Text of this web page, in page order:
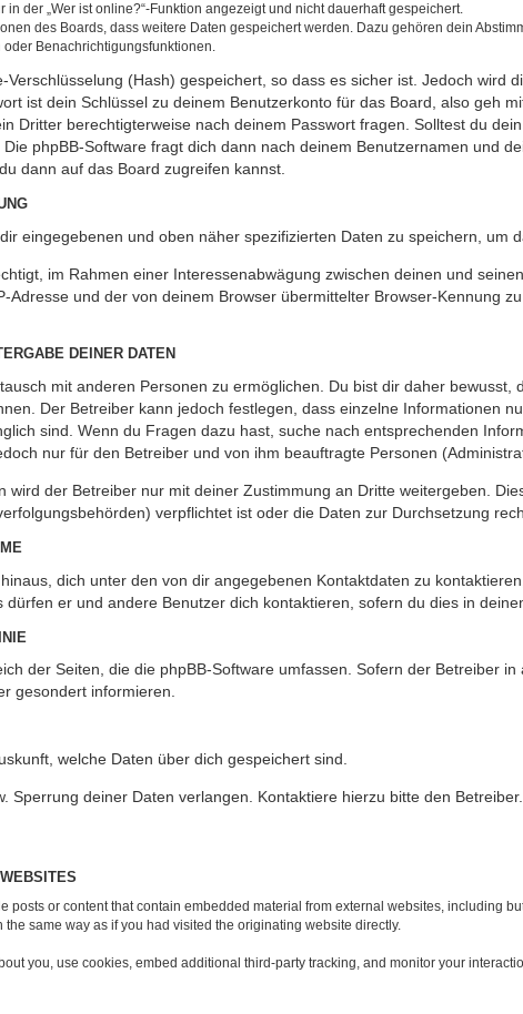
in der „Wer ist online?“-Funktion angezeigt und nicht dauerhaft gespeichert.
des Boards, dass weitere Daten gespeichert werden. Dazu gehören dein
Benachrichtigungsfunktionen.
Verschlüsselung (Hash) gespeichert, so dass es sicher ist. Jedoch wird
ist dein Schlüssel zu deinem Benutzerkonto für das Board, also geh
Dritter berechtigterweise nach deinem Passwort fragen. Solltest du
phpBB-Software fragt dich dann nach deinem Benutzernamen und
dann auf das Board zugreifen kannst.
eingegebenen und oben näher spezifizierten Daten zu speichern, um
im Rahmen einer Interessenabwägung zwischen deinen und
Adresse und der von deinem Browser übermittelter Browser-Kennung
DEINER DATEN
mit anderen Personen zu ermöglichen. Du bist dir daher
Der Betreiber kann jedoch festlegen, dass einzelne Informationen
sind. Wenn du Fragen dazu hast, suche nach entsprechenden
nur für den Betreiber und von ihm beauftragte Personen
wird der Betreiber nur mit deiner Zustimmung an Dritte weitergeben.
verpflichtet ist oder die Daten zur Durchsetzung
dich unter den von dir angegebenen Kontaktdaten zu
er und andere Benutzer dich kontaktieren, sofern du dies in
der Seiten, die die phpBB-Software umfassen. Sofern der Betreiber
gesondert informieren.
welche Daten über dich gespeichert sind.
Sperrung deiner Daten verlangen. Kontaktiere hierzu bitte den Betreiber.
posts or content that contain embedded material from external websites, including
same way as if you had visited the originating website directly.
you, use cookies, embed additional third-party tracking, and monitor your